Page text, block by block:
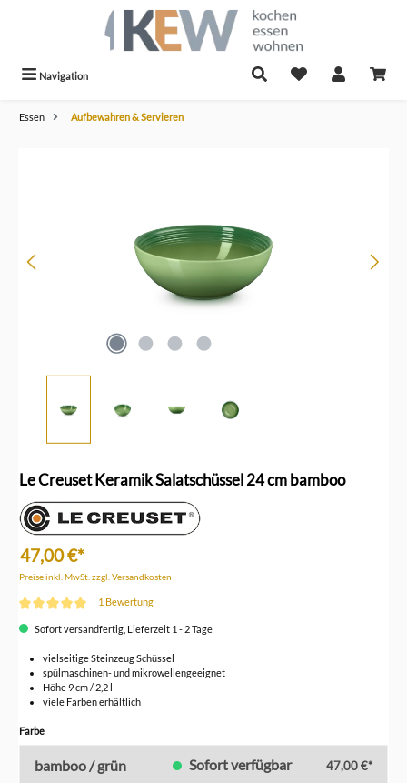
Navigation
Essen Aufbewahren & Servieren
Le Creuset Keramik Salatschüssel 24 cm bamboo
47,00 €*
Preise inkl. MwSt. zzgl. Versandkosten
1 Bewertung
Sofort versandfertig, Lieferzeit 1 - 2 Tage
vielseitige Steinzeug Schüssel
spülmaschinen- und mikrowellengeeignet
Höhe 9 cm / 2,2 l
viele Farben erhältlich
Farbeauswählen
bamboo / grün Sofort verfügbar 47,00 €*